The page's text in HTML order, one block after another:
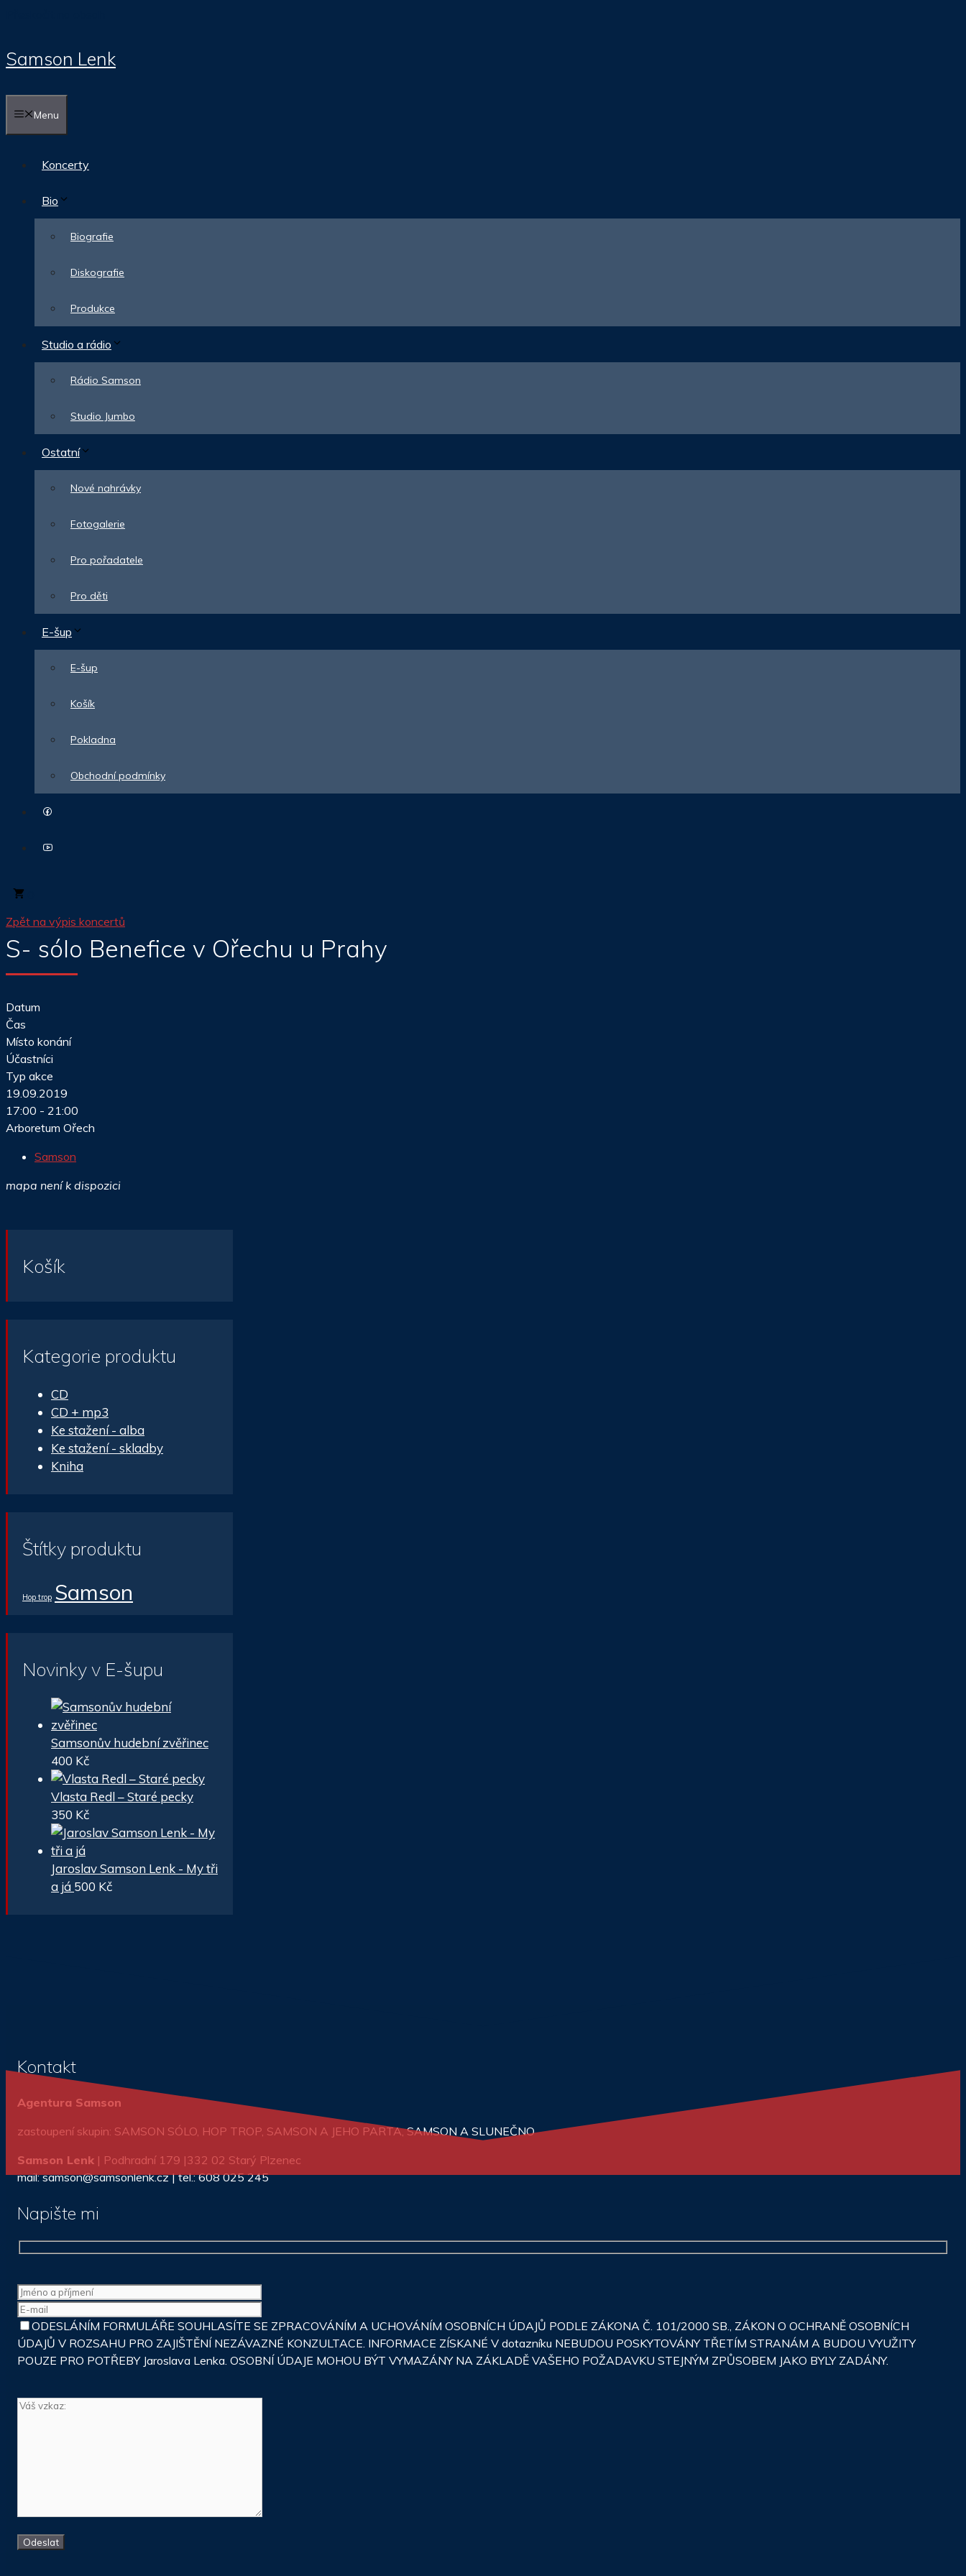
Samson Lenk
Menu
Koncerty
Bio
Biografie
Diskografie
Produkce
Studio a rádio
Rádio Samson
Studio Jumbo
Ostatní
Nové nahrávky
Fotogalerie
Pro pořadatele
Pro děti
E-šup
E-šup
Košík
Pokladna
Obchodní podmínky
Zpět na výpis koncertů
S- sólo Benefice v Ořechu u Prahy
Datum
Čas
Místo konání
Účastníci
Typ akce
19.09.2019
17:00 - 21:00
Arboretum Ořech
Samson
mapa není k dispozici
Košík
Kategorie produktu
CD
CD + mp3
Ke stažení - alba
Ke stažení - skladby
Kniha
Štítky produktu
Hop trop Samson
Novinky v E-šupu
Samsonův hudební zvěřinec
400 Kč
Vlasta Redl – Staré pecky
350 Kč
Jaroslav Samson Lenk - My tři
a já 500 Kč
Kontakt
Agentura Samson
zastoupení skupin: SAMSON SÓLO, HOP TROP, SAMSON A JEHO PARTA, SAMSON A SLUNEČNO
Samson Lenk | Podhradní 179 |332 02 Starý Plzenec
mail: samson@samsonlenk.cz | tel.: 608 025 245
Napište mi
ODESLÁNÍM FORMULÁŘE SOUHLASÍTE SE ZPRACOVÁNÍM A UCHOVÁNÍM OSOBNÍCH ÚDAJŮ PODLE ZÁKONA Č. 101/2000 SB., ZÁKON O OCHRANĚ OSOBNÍCH
ÚDAJŮ V ROZSAHU PRO ZAJIŠTĚNÍ NEZÁVAZNÉ KONZULTACE. INFORMACE ZÍSKANÉ V dotazníku NEBUDOU POSKYTOVÁNY TŘETÍM STRANÁM A BUDOU VYUŽITY
POUZE PRO POTŘEBY Jaroslava Lenka. OSOBNÍ ÚDAJE MOHOU BÝT VYMAZÁNY NA ZÁKLADĚ VAŠEHO POŽADAVKU STEJNÝM ZPŮSOBEM JAKO BYLY ZADÁNY.